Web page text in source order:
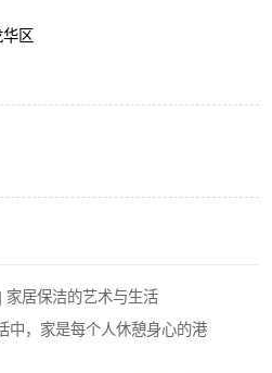
华区
家居保洁的艺术与生活
中，家是每个人休憩身心的港